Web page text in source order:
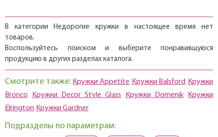
В категории Недорогие кружки в настоящее время нет
товаров.
Воспользуйтесь поиском и выберите понравившуюся
продукцию в других разделах каталога.
Смотрите также: Кружки Appetite Кружки Balsford Кружки
Bronco
Кружки Decor Style Glass Кружки Domenik
Кружки
Elrington Кружки Gardner
Подразделы по параметрам: